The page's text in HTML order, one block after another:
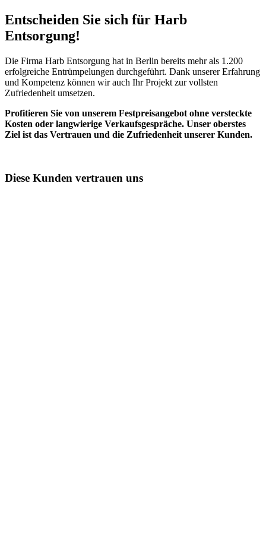
Entscheiden Sie sich für Harb
Entsorgung!​
Die Firma Harb Entsorgung hat in Berlin bereits mehr als 1.200
erfolgreiche Entrümpelungen durchgeführt. Dank unserer Erfahrung
und Kompetenz können wir auch Ihr Projekt zur vollsten
Zufriedenheit umsetzen.
Profitieren Sie von unserem Festpreisangebot ohne versteckte
Kosten oder langwierige Verkaufsgespräche. Unser oberstes
Ziel ist das Vertrauen und die Zufriedenheit unserer Kunden.
Diese Kunden vertrauen uns